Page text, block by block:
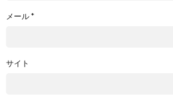
メール*
サイト